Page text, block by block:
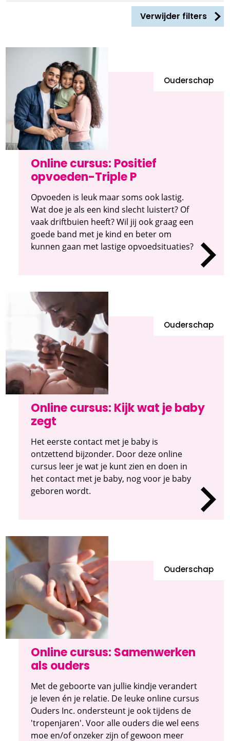
Verwijder filters
Online cursus: Positief
opvoeden-Triple P
Ouderschap
Opvoeden is leuk maar soms ook lastig.
Wat doe je als een kind slecht luistert? Of
vaak driftbuien heeft? Wil jij ook graag een
goede band met je kind en beter om
kunnen gaan met lastige opvoedsituaties?
Online cursus: Kijk wat je baby
zegt
Ouderschap
Het eerste contact met je baby is
ontzettend bijzonder. Door deze online
cursus leer je wat je kunt zien en doen in
het contact met je baby, nog voor je baby
geboren wordt.
Online cursus: Samenwerken
als ouders
Ouderschap
Met de geboorte van jullie kindje verandert
je leven én je relatie. De leuke online cursus
Ouders Inc. ondersteunt je ook tijdens de
'tropenjaren'. Voor alle ouders die wel eens
moe en/of onzeker zijn of gewoon meer